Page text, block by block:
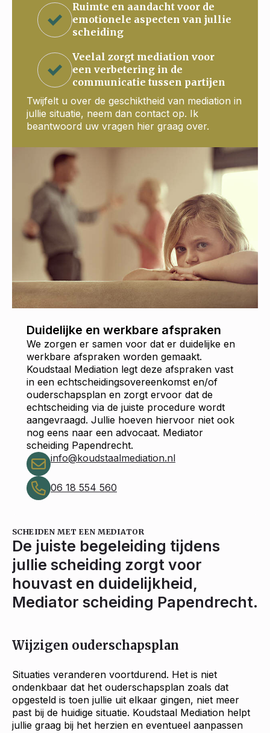
Ruimte en aandacht voor de
emotionele aspecten van jullie
scheiding
Veelal zorgt mediation voor
een verbetering in de
communicatie tussen partijen
Twijfelt u over de geschiktheid van mediation in
jullie situatie, neem dan contact op. Ik
beantwoord uw vragen hier graag over.
Duidelijke en werkbare afspraken
We zorgen er samen voor dat er duidelijke en
werkbare afspraken worden gemaakt.
Koudstaal Mediation legt deze afspraken vast
in een echtscheidingsovereenkomst en/of
ouderschapsplan en zorgt ervoor dat de
echtscheiding via de juiste procedure wordt
aangevraagd. Jullie hoeven hiervoor niet ook
nog eens naar een advocaat. Mediator
scheiding Papendrecht.
info@koudstaalmediation.nl
06 18 554 560
SCHEIDEN MET EEN MEDIATOR
De juiste begeleiding tijdens
jullie scheiding zorgt voor
houvast en duidelijkheid,
Mediator scheiding Papendrecht.
Wijzigen ouderschapsplan
Situaties veranderen voortdurend. Het is niet
ondenkbaar dat het ouderschapsplan zoals dat
opgesteld is toen jullie uit elkaar gingen, niet meer
past bij de huidige situatie. Koudstaal Mediation helpt
jullie graag bij het herzien en eventueel aanpassen